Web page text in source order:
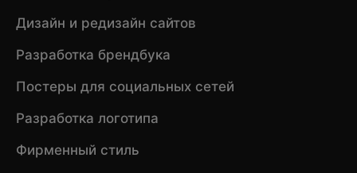
Дизайн и редизайн сайтов
Разработка брендбука
Постеры для социальных сетей
Разработка логотипа
Фирменный стиль